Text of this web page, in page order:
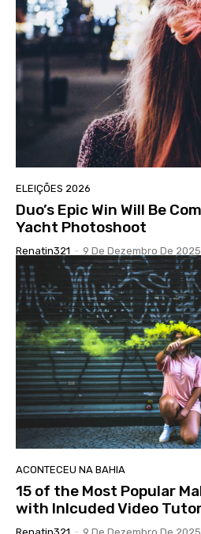
ELEIÇÕES 2026
Duo’s Epic Win Will Be
Yacht Photoshoot
Renatin321 - 9 De Dezembro De 2025
ACONTECEU NA BAHIA
15 of the Most Popular
with Inlcuded Video